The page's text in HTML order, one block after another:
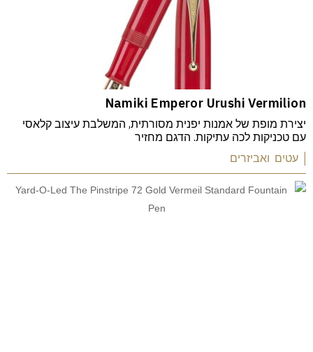
Namiki Emperor Urushi Vermilion
יצירת מופת של אמנות יפנית מסורתית, המשלבת עיצוב קלאסי
עם טכניקות לכה עתיקות. הדגם מחזיר
| עטים ואביזרים